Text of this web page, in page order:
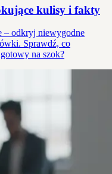
kulisy i fakty
– odkryj niewygodne
Sprawdź, co
na szok?